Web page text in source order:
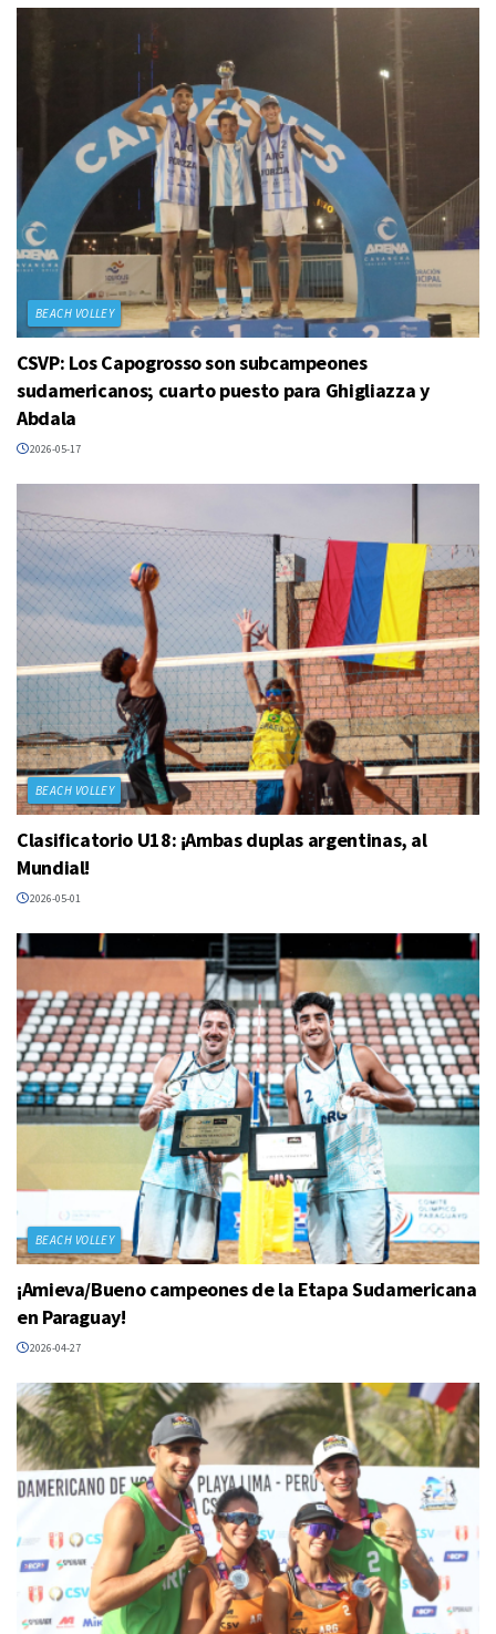
BEACH VOLLEY
CSVP: Los Capogrosso son subcampeones
sudamericanos; cuarto puesto para Ghigliazza y
Abdala
2026-05-17
BEACH VOLLEY
Clasificatorio U18: ¡Ambas duplas argentinas, al
Mundial!
2026-05-01
BEACH VOLLEY
¡Amieva/Bueno campeones de la Etapa Sudamericana
en Paraguay!
2026-04-27